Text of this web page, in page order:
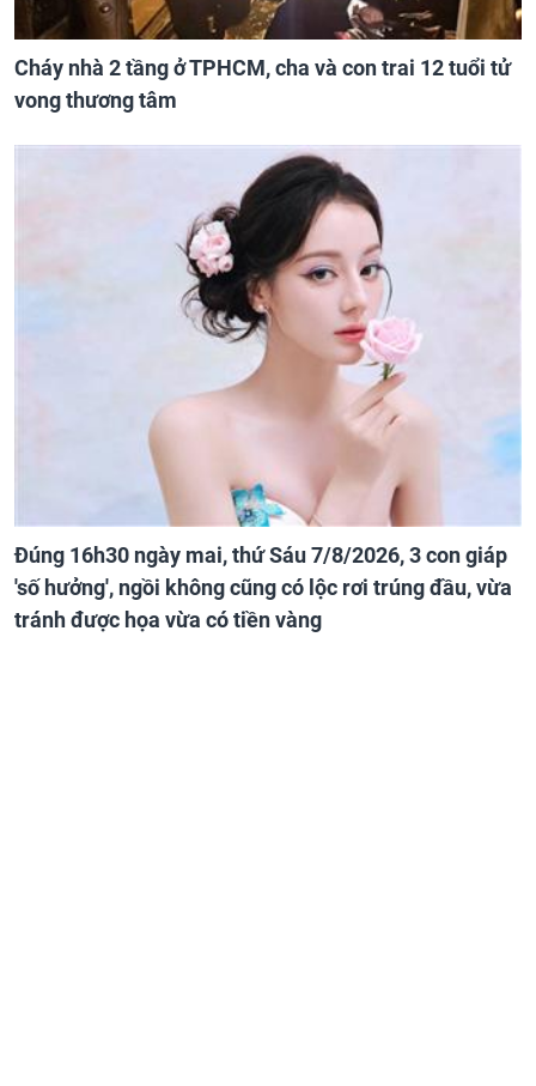
Cháy nhà 2 tầng ở TPHCM, cha và con trai 12 tuổi tử
vong thương tâm
Đúng 16h30 ngày mai, thứ Sáu 7/8/2026, 3 con giáp
'số hưởng', ngồi không cũng có lộc rơi trúng đầu, vừa
tránh được họa vừa có tiền vàng